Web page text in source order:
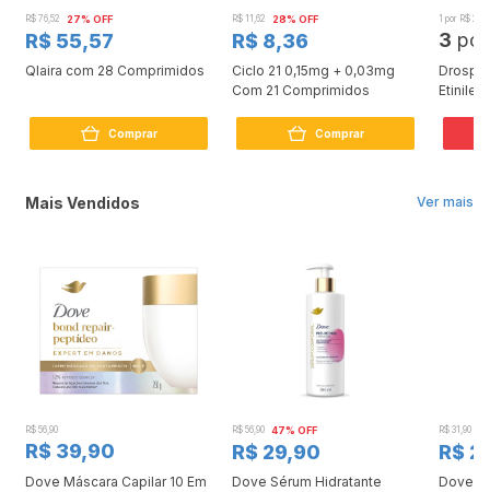
R$ 76,52 27% OFF
R$ 55,57
Qlaira com 28 Comprimidos
Comprar
R$ 11,62 28% OFF
R$ 8,36
Ciclo 21 0,15mg + 0,03mg
Com 21 Comprimidos
Comprar
1 por R$
3
Ver mais
Mais Vendidos
R$ 56,90
R$ 39,90
Dove Máscara Capilar 10 Em
R$ 56,90 47% OFF
R$ 29,90
Dove Sérum Hidratante
R$ 31,90
R$
Dove